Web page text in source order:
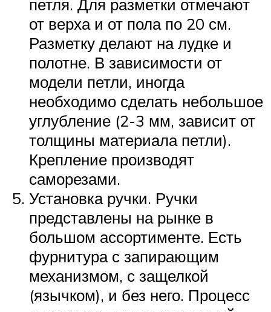
петля. Для разметки отмечают
от верха и от пола по 20 см.
Разметку делают на лудке и
полотне. В зависимости от
модели петли, иногда
необходимо сделать небольшое
углубление (2-3 мм, зависит от
толщины материала петли).
Крепление производят
саморезами.
Установка ручки. Ручки
представлены на рынке в
большом ассортименте. Есть
фурнитура с запирающим
механизмом, с защелкой
(язычком), и без него. Процесс